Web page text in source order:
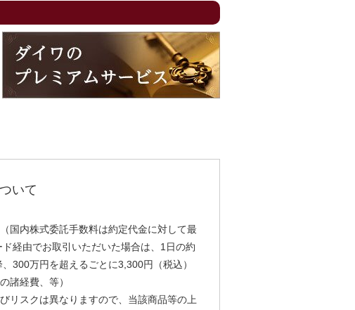
いて
国内株式委託手数料は約定代金に対して最
経由でお取引いただいた場合は、1日の約
300万円を超えるごとに3,300円（税込）
諸経費、等）
リスクは異なりますので、当該商品等の上